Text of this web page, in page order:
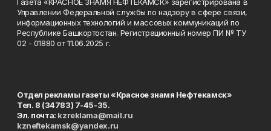
Управлении Федеральной службы по надзору в сфере связи,
информационных технологий и массовых коммуникаций по
Республике Башкортостан. Регистрационный номер ПИ № ТУ
02 - 01880 от 11.06.2025 г.
Отдел рекламы газеты «Красное знамя Нефтекамск»
Тел. 8 (34783) 7-45-35.
Эл. почта: kzreklama@mail.ru
kzneftekamsk@yandex.ru